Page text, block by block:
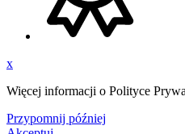
x
Więcej informacji o Polityce
Przypomnij później